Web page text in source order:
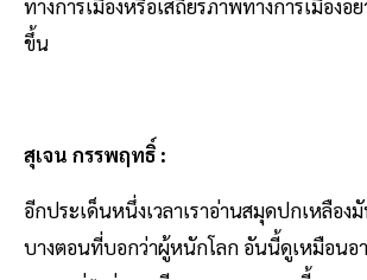
ทางการเมืองหรือเสถียรภาพทางการเมืองอ
ขึ้น
สุเจน กรรพฤทธิ์ :
อีกประเด็นหนึ่งเวลาเราอ่านสมุดปกเหลือง
บางตอนที่บอกว่าผู้หนักโลก อันนี้ดูเหมือนอ